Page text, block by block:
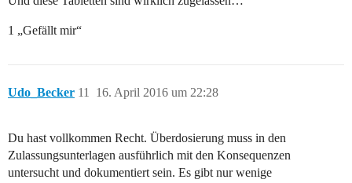
1 „Gefällt mir“
Udo_Becker 16. April 2016 um 22:28
11
Du hast vollkommen Recht. Überdosierung muss in den
Zulassungsunterlagen ausführlich mit den Konsequenzen
untersucht und dokumentiert sein. Es gibt nur wenige